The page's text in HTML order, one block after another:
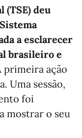
deu
a esclarecer
brasileiro e
primeira ação
Uma sessão,
foi
mostrar o seu